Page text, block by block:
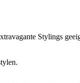
Stylings